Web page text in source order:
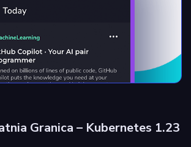
Granica – Kubernetes 1.23